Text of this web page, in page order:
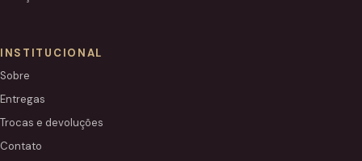
INSTITUCIONAL
Sobre
Entregas
Trocas e devoluções
Contato